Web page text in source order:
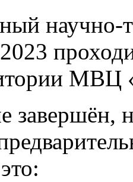
научно-
МВЦ
завершён,